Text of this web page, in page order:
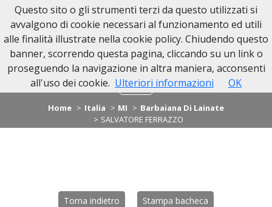
Home Italia MI
Barbaiana Di Lainate
SALVATORE FERRAZZO
Torna indietro Stampa bacheca
Questo sito o gli strumenti terzi da questo utilizzati si
avvalgono di cookie necessari al funzionamento ed utili
alle finalità illustrate nella cookie policy. Chiudendo questo
banner, scorrendo questa pagina, cliccando su un link o
proseguendo la navigazione in altra maniera, acconsenti
all'uso dei cookie. Ulteriori informazioni OK